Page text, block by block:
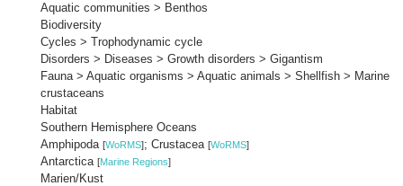
Aquatic communities > Benthos
Biodiversity
Cycles > Trophodynamic cycle
Disorders > Diseases > Growth disorders > Gigantism
Fauna > Aquatic organisms > Aquatic animals > Shellfish > Marine
crustaceans
Habitat
Southern Hemisphere Oceans
Amphipoda [WoRMS]; Crustacea [WoRMS]
Antarctica [Marine Regions]
Marien/Kust